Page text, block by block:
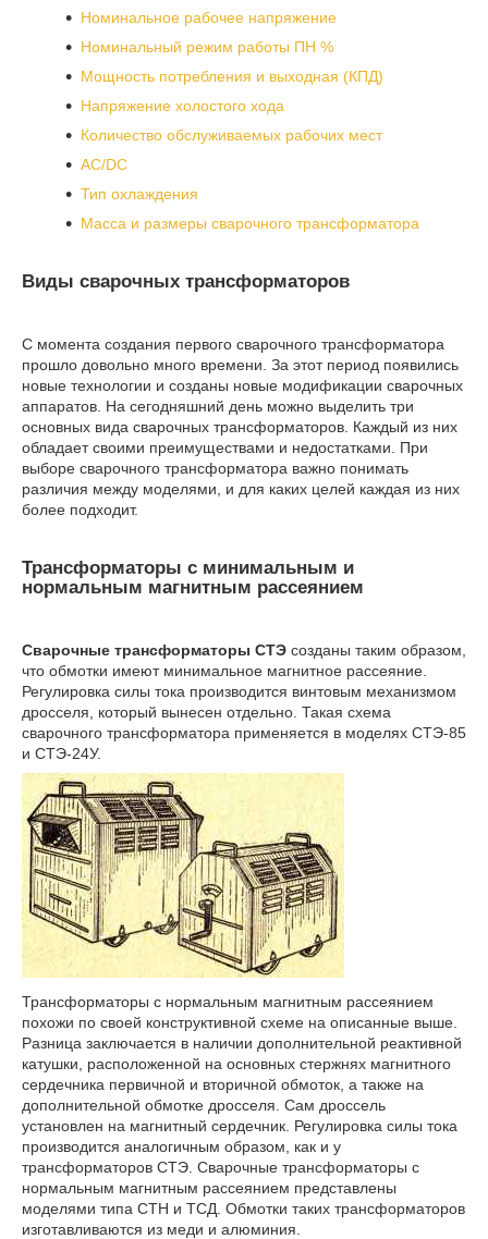
Номинальное рабочее напряжение
Номинальный режим работы ПН %
Мощность потребления и выходная (КПД)
Напряжение холостого хода
Количество обслуживаемых рабочих мест
AC/DC
Тип охлаждения
Mасса и размеры сварочного трансформатора
Виды сварочных трансформаторов
С момента создания первого сварочного трансформатора
прошло довольно много времени. За этот период появились
новые технологии и созданы новые модификации сварочных
аппаратов. На сегодняшний день можно выделить три
основных вида сварочных трансформаторов. Каждый из них
обладает своими преимуществами и недостатками. При
выборе сварочного трансформатора важно понимать
различия между моделями, и для каких целей каждая из них
более подходит.
Трансформаторы с минимальным и
нормальным магнитным рассеянием
Сварочные трансформаторы СТЭ созданы таким образом,
что обмотки имеют минимальное магнитное рассеяние.
Регулировка силы тока производится винтовым механизмом
дросселя, который вынесен отдельно. Такая схема
сварочного трансформатора применяется в моделях СТЭ-85
и СТЭ-24У.
Трансформаторы с нормальным магнитным рассеянием
похожи по своей конструктивной схеме на описанные выше.
Разница заключается в наличии дополнительной реактивной
катушки, расположенной на основных стержнях магнитного
сердечника первичной и вторичной обмоток, а также на
дополнительной обмотке дросселя. Сам дроссель
установлен на магнитный сердечник. Регулировка силы тока
производится аналогичным образом, как и у
трансформаторов СТЭ. Сварочные трансформаторы с
нормальным магнитным рассеянием представлены
моделями типа СТН и ТСД. Обмотки таких трансформаторов
изготавливаются из меди и алюминия.